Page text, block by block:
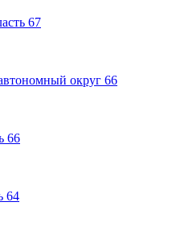
67
округ 66
66
64